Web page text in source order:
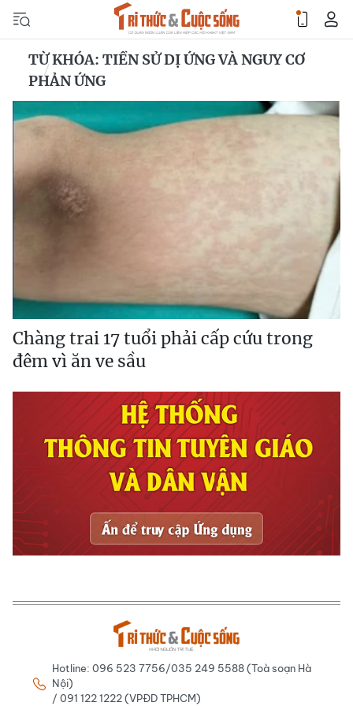
TỪ KHÓA: TIỀN SỬ DỊ ỨNG VÀ NGUY CƠ
PHẢN ỨNG
Chàng trai 17 tuổi phải cấp cứu trong
đêm vì ăn ve sầu
Hotline: 096 523 7756/035 249 5588 (Toà soạn Hà
Nội)
/ 091 122 1222 (VPĐD TPHCM)